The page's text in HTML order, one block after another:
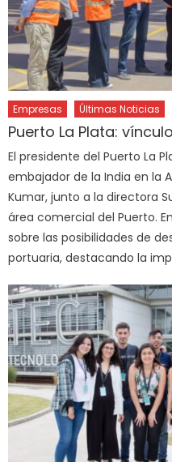
Empresas Últimas Noticias
Puerto La Plata:
El presidente del Puerto La
embajador de la India en la
Kumar, junto a la directora
área comercial del Puerto.
sobre las posibilidades de
portuaria, destacando la